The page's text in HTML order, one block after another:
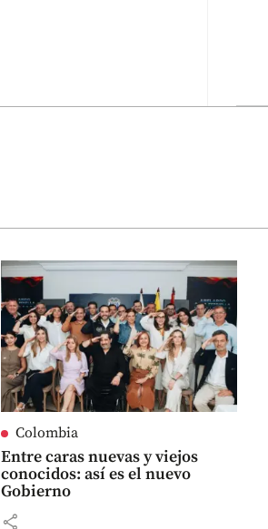
Colombia
Entre caras nuevas y viejos
conocidos: así es el nuevo
Gobierno
share